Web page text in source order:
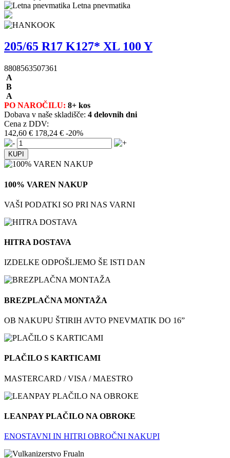
Letna pnevmatika
205/65 R17 K127* XL 100 Y
8808563507361
A
B
A
PO NAROČILU: 8+ kos
Dobava v naše skladišče: 4 delovnih dni
Cena z DDV:
142,60 € 178,24 € -20%
100% VAREN NAKUP
VAŠI PODATKI SO PRI NAS VARNI
HITRA DOSTAVA
IZDELKE ODPOŠLJEMO ŠE ISTI DAN
BREZPLAČNA MONTAŽA
OB NAKUPU ŠTIRIH AVTO PNEVMATIK DO 16”
PLAČILO S KARTICAMI
MASTERCARD / VISA / MAESTRO
LEANPAY PLAČILO NA OBROKE
ENOSTAVNI IN HITRI OBROČNI NAKUPI